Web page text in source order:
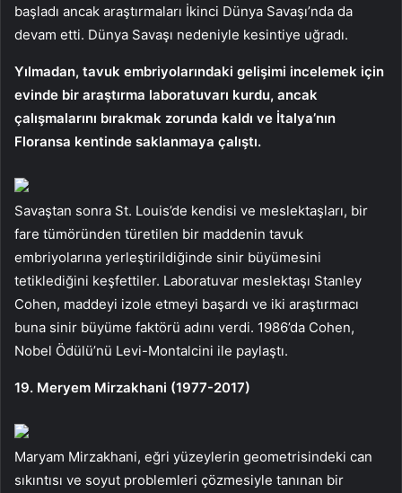
başladı ancak araştırmaları İkinci Dünya Savaşı’nda da
devam etti. Dünya Savaşı nedeniyle kesintiye uğradı.
Yılmadan, tavuk embriyolarındaki gelişimi incelemek için
evinde bir araştırma laboratuvarı kurdu, ancak
çalışmalarını bırakmak zorunda kaldı ve İtalya’nın
Floransa kentinde saklanmaya çalıştı.
Savaştan sonra St. Louis’de kendisi ve meslektaşları, bir
fare tümöründen türetilen bir maddenin tavuk
embriyolarına yerleştirildiğinde sinir büyümesini
tetiklediğini keşfettiler. Laboratuvar meslektaşı Stanley
Cohen, maddeyi izole etmeyi başardı ve iki araştırmacı
buna sinir büyüme faktörü adını verdi. 1986’da Cohen,
Nobel Ödülü’nü Levi-Montalcini ile paylaştı.
19. Meryem Mirzakhani (1977-2017)
Maryam Mirzakhani, eğri yüzeylerin geometrisindeki can
sıkıntısı ve soyut problemleri çözmesiyle tanınan bir